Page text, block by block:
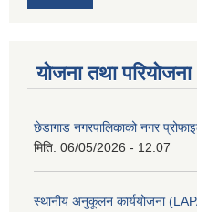
योजना तथा परियोजना
छेडागाड नगरपालिकाको नगर
मिति: 06/05/2026 - 12:07
स्थानीय अनुकूलन कार्ययोजना